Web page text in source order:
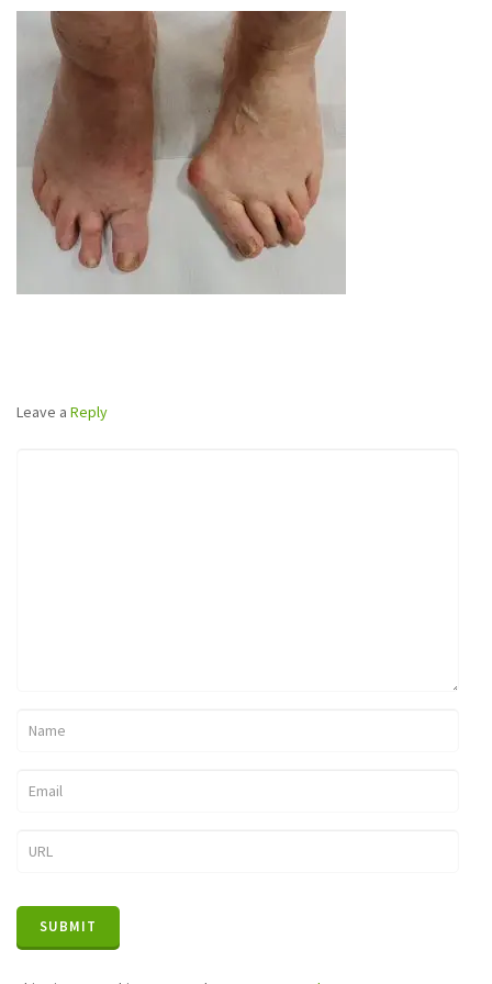
Leave a Reply